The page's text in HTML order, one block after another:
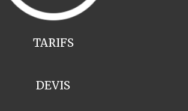
TARIFS
DEVIS